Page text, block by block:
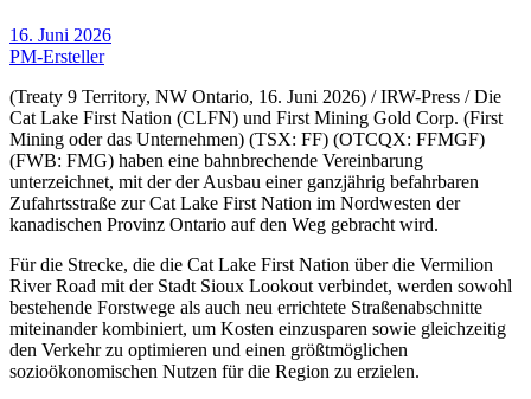
16. Juni 2026
PM-Ersteller
(Treaty 9 Territory, NW Ontario, 16. Juni 2026) / IRW-Press / Die
Cat Lake First Nation (CLFN) und First Mining Gold Corp. (First
Mining oder das Unternehmen) (TSX: FF) (OTCQX: FFMGF)
(FWB: FMG) haben eine bahnbrechende Vereinbarung
unterzeichnet, mit der der Ausbau einer ganzjährig befahrbaren
Zufahrtsstraße zur Cat Lake First Nation im Nordwesten der
kanadischen Provinz Ontario auf den Weg gebracht wird.
Für die Strecke, die die Cat Lake First Nation über die Vermilion
River Road mit der Stadt Sioux Lookout verbindet, werden sowohl
bestehende Forstwege als auch neu errichtete Straßenabschnitte
miteinander kombiniert, um Kosten einzusparen sowie gleichzeitig
den Verkehr zu optimieren und einen größtmöglichen
sozioökonomischen Nutzen für die Region zu erzielen.